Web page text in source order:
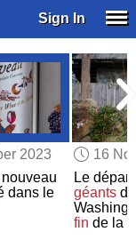
Sign In
2023
dans le
16
Le
géantsdu
fin de la